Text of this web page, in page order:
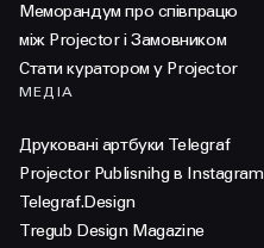
Меморандум про співпрацю
між Projector і Замовником
Стати куратором у Projector
МЕДІА
Друковані артбуки Telegraf
Projector Publisnihg в Instagram
Telegraf.Design
Tregub Design Magazine